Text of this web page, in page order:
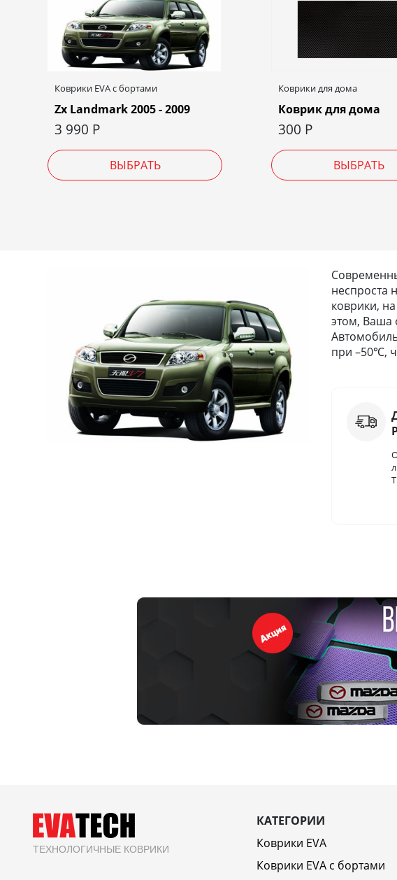
Коврики EVA c бортами
Zx Landmark 2005 - 2009
3 990 Р
ВЫБРАТЬ
Коврики для дома
Коврик для дома
300 Р
ВЫБРАТЬ
неспроста
коврики,
этом, Ваша
при –50℃,
ТЕХНОЛОГИЧНЫЕ КОВРИКИ
КАТЕГОРИИ
Коврики EVA
Коврики EVA c бортами